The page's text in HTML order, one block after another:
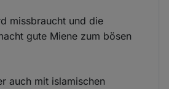
missbraucht und die
gute Miene zum bösen
auch mit islamischen